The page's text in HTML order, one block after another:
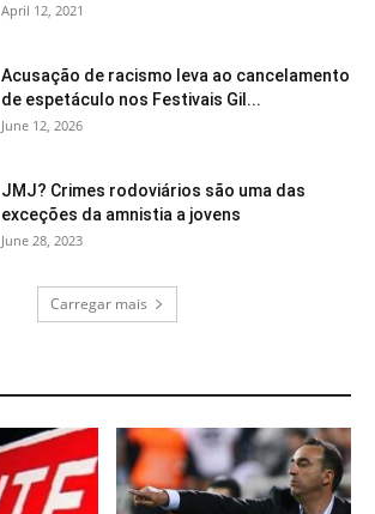
April 12, 2021
Acusação de racismo leva ao cancelamento
de espetáculo nos Festivais Gil...
June 12, 2026
JMJ? Crimes rodoviários são uma das
exceções da amnistia a jovens
June 28, 2023
Carregar mais